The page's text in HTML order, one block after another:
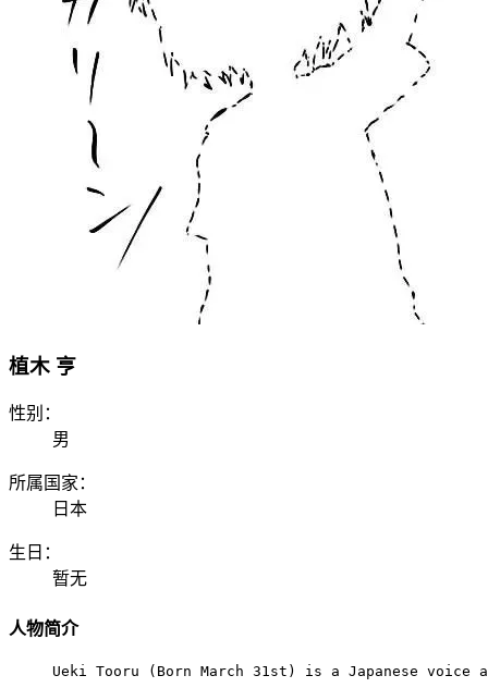
植木 亨
性别：
男
所属国家：
日本
生日：
暂无
人物简介
Ueki Tooru (Born March 31st) is a Japanese